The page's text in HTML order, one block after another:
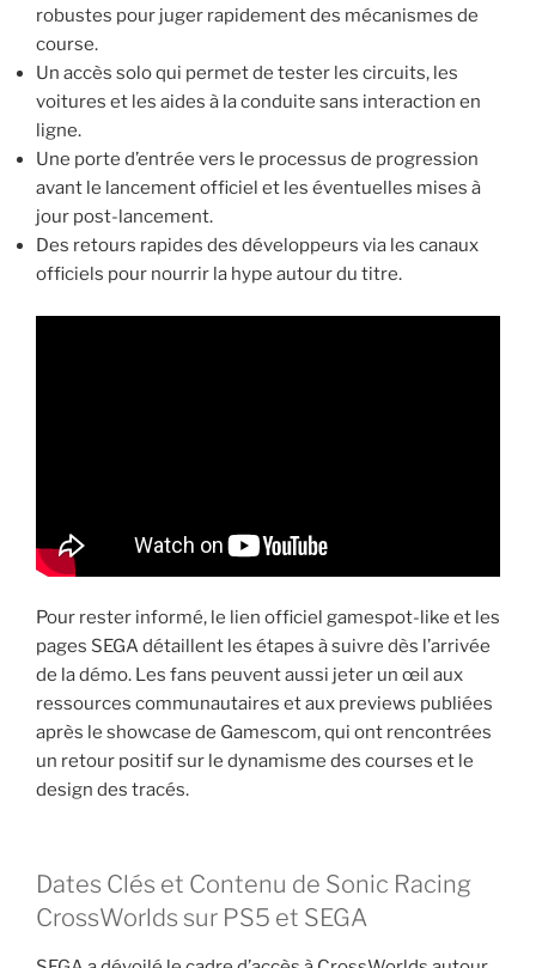
robustes pour juger rapidement des mécanismes de
course.
Un accès solo qui permet de tester les circuits, les
voitures et les aides à la conduite sans interaction en
ligne.
Une porte d’entrée vers le processus de progression
avant le lancement officiel et les éventuelles mises à
jour post-lancement.
Des retours rapides des développeurs via les canaux
officiels pour nourrir la hype autour du titre.
Pour rester informé, le lien officiel gamespot-like et les
pages SEGA détaillent les étapes à suivre dès l’arrivée
de la démo. Les fans peuvent aussi jeter un œil aux
ressources communautaires et aux previews publiées
après le showcase de Gamescom, qui ont rencontrées
un retour positif sur le dynamisme des courses et le
design des tracés.
Dates Clés et Contenu de Sonic Racing
CrossWorlds sur PS5 et SEGA